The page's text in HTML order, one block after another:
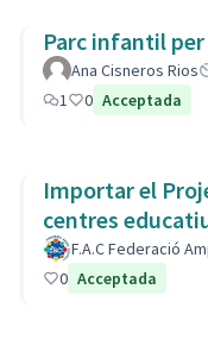
Parc infantil
Ana Cisneros Rios
1
0 Acceptada
Importar el
centres
F.A.C Federació
0 Acceptada